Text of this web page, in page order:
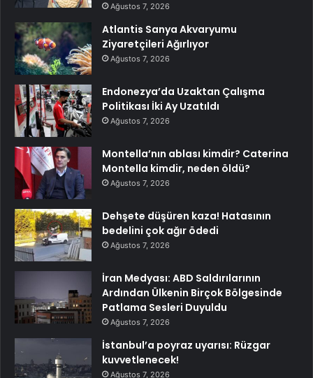
Ağustos 7, 2026
Atlantis Sanya Akvaryumu
Ziyaretçileri Ağırlıyor
Ağustos 7, 2026
Endonezya’da Uzaktan Çalışma
Politikası İki Ay Uzatıldı
Ağustos 7, 2026
Montella’nın ablası kimdir? Caterina
Montella kimdir, neden öldü?
Ağustos 7, 2026
Dehşete düşüren kaza! Hatasının
bedelini çok ağır ödedi
Ağustos 7, 2026
İran Medyası: ABD Saldırılarının
Ardından Ülkenin Birçok Bölgesinde
Patlama Sesleri Duyuldu
Ağustos 7, 2026
İstanbul’a poyraz uyarısı: Rüzgar
kuvvetlenecek!
Ağustos 7, 2026